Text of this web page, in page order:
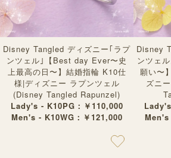
Disney Tangled ディズニー｢ラプ
ンツェル｣【Best day Ever〜史
上最高の日〜】結婚指輪 K10仕
様|ディズニー ラプンツェル
(Disney Tangled Rapunzel)
Lady's - K10PG：￥110,000
Men's - K10WG：￥121,000
Disney
ンツェ
願い〜
ズニ
Men's